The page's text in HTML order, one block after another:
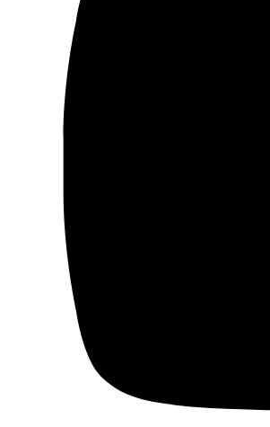
Cultura
Prensa árabe
Libertad de expresión
Actualidad de medios árabes